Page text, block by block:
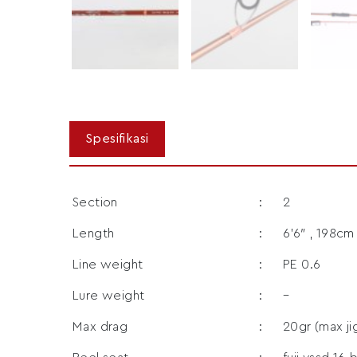
Section : 2
Length : 6’6″ , 198cm
Line weight : PE 0.6
Lure weight : –
Max drag : 20gr (max